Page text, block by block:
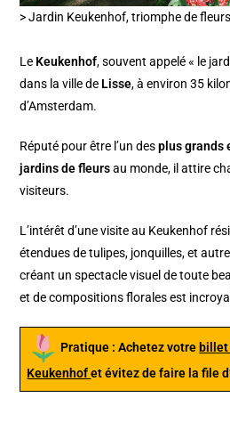
> Jardin Keukenhof, triomphe de
Le Keukenhof, souvent appelé « le
dans la ville de Lisse, à environ 35
d’Amsterdam.
Réputé pour être l’un desplus grands
jardins de fleursau monde, il attire
visiteurs.
L’intérêt d’une visite au Keukenhof
étendues de tulipes, jonquilles, et
créant un spectacle visuel de toute
et de compositions florales est
Pratique : Achetez votre billet
Keukenhofet évitez de faire la file